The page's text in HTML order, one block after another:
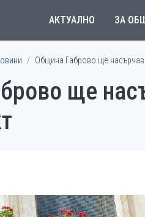
АКТУАЛНО ЗА
Община Габрово ще
ще